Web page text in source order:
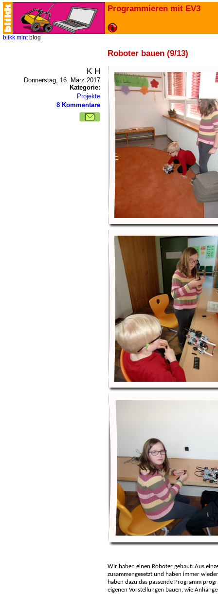
Programmieren mit EV3
blikk mint blog
Roboter bauen (9/13)
K H
Donnerstag, 16. März 2017
Kategorie:
Projekte
8 Kommentare
Wir haben einen Roboter gebaut. Aus
zusammengesetzt und haben immer
haben dazu das passende Programm
eigenen Vorstellungen bauen, wie